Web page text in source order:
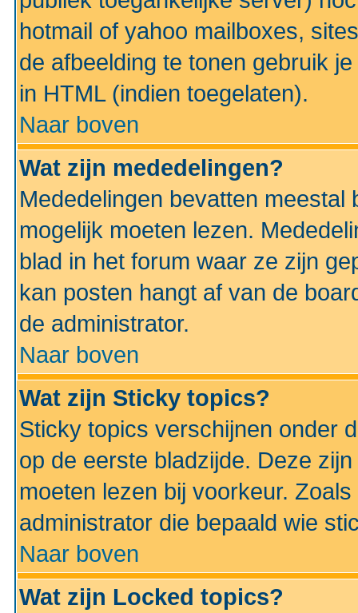
hotmail of yahoo mailboxes,
de afbeelding te tonen gebruik
in HTML (indien toegelaten).
Naar boven
Wat zijn mededelingen?
Mededelingen bevatten
mogelijk moeten lezen.
blad in het forum waar ze zijn
kan posten hangt af van de
de administrator.
Naar boven
Wat zijn Sticky topics?
Sticky topics verschijnen onder
op de eerste bladzijde. Deze
moeten lezen bij voorkeur.
administrator die bepaald wie
Naar boven
Wat zijn Locked topics?